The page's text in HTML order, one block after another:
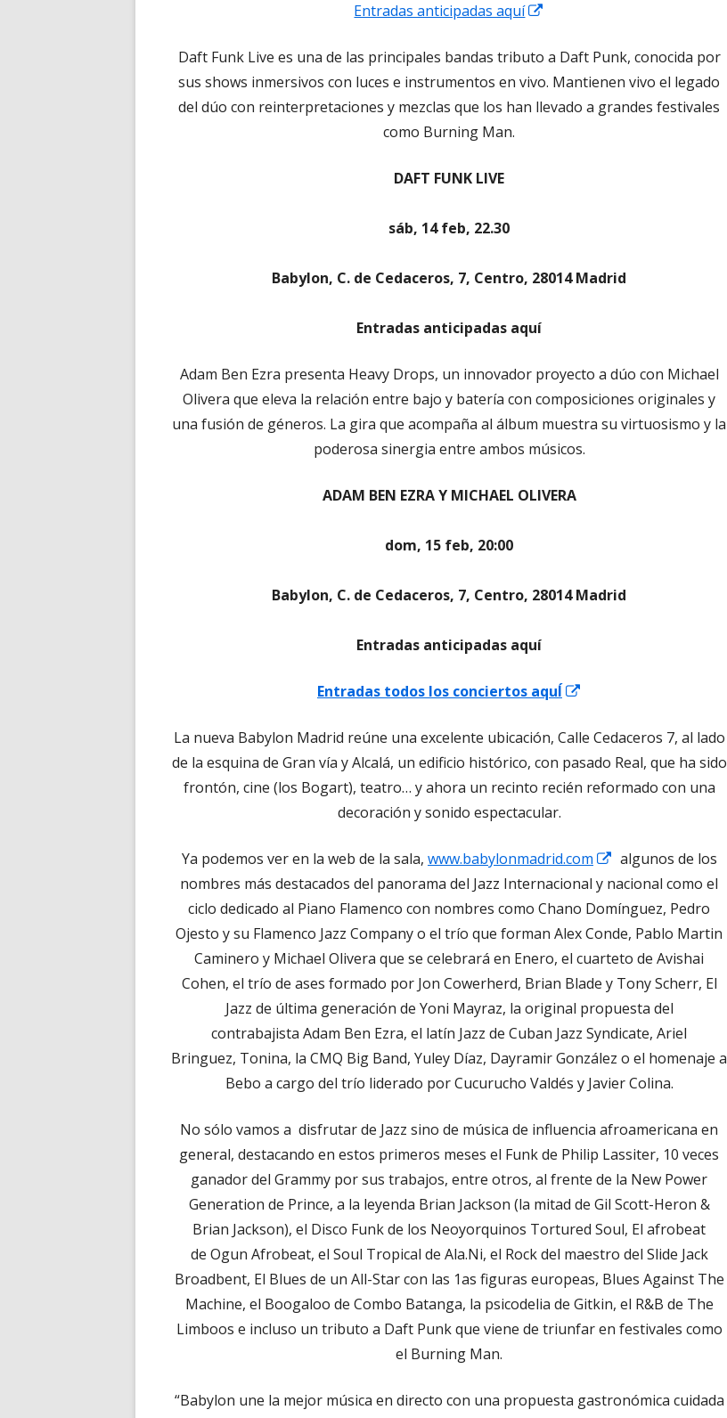
Entradas anticipadas aquí
una
ventana
nueva
Daft Funk Live es una de las principales bandas tributo a Daft Punk, conocida por
sus shows inmersivos con luces e instrumentos en vivo. Mantienen vivo el legado
del dúo con reinterpretaciones y mezclas que los han llevado a grandes festivales
como Burning Man.
DAFT FUNK LIVE
sáb, 14 feb, 22.30
Babylon, C. de Cedaceros, 7, Centro, 28014 Madrid
Entradas anticipadas aquí
Adam Ben Ezra presenta Heavy Drops, un innovador proyecto a dúo con Michael
Olivera que eleva la relación entre bajo y batería con composiciones originales y
una fusión de géneros. La gira que acompaña al álbum muestra su virtuosismo y la
poderosa sinergia entre ambos músicos.
ADAM BEN EZRA Y MICHAEL OLIVERA
dom, 15 feb, 20:00
Babylon, C. de Cedaceros, 7, Centro, 28014 Madrid
Entradas anticipadas aquí
Entradas todos los conciertos aquÍ
una
ventana
nueva
La nueva Babylon Madrid reúne una excelente ubicación, Calle Cedaceros 7, al lado
de la esquina de Gran vía y Alcalá, un edificio histórico, con pasado Real, que ha sido
frontón, cine (los Bogart), teatro… y ahora un recinto recién reformado con una
decoración y sonido espectacular.
Ya podemos ver en la web de la sala, www.babylonmadrid.com
Abrir
en
una
ventana
nueva
algunos de los
nombres más destacados del panorama del Jazz Internacional y nacional como el
ciclo dedicado al Piano Flamenco con nombres como Chano Domínguez, Pedro
Ojesto y su Flamenco Jazz Company o el trío que forman Alex Conde, Pablo Martin
Caminero y Michael Olivera que se celebrará en Enero, el cuarteto de Avishai
Cohen, el trío de ases formado por Jon Cowerherd, Brian Blade y Tony Scherr, El
Jazz de última generación de Yoni Mayraz, la original propuesta del
contrabajista Adam Ben Ezra, el latín Jazz de Cuban Jazz Syndicate, Ariel
Bringuez, Tonina, la CMQ Big Band, Yuley Díaz, Dayramir González o el homenaje a
Bebo a cargo del trío liderado por Cucurucho Valdés y Javier Colina.
No sólo vamos a disfrutar de Jazz sino de música de influencia afroamericana en
general, destacando en estos primeros meses el Funk de Philip Lassiter, 10 veces
ganador del Grammy por sus trabajos, entre otros, al frente de la New Power
Generation de Prince, a la leyenda Brian Jackson (la mitad de Gil Scott-Heron &
Brian Jackson), el Disco Funk de los Neoyorquinos Tortured Soul, El afrobeat
de Ogun Afrobeat, el Soul Tropical de Ala.Ni, el Rock del maestro del Slide Jack
Broadbent, El Blues de un All-Star con las 1as figuras europeas, Blues Against The
Machine, el Boogaloo de Combo Batanga, la psicodelia de Gitkin, el R&B de The
Limboos e incluso un tributo a Daft Punk que viene de triunfar en festivales como
el Burning Man.
“Babylon une la mejor música en directo con una propuesta gastronómica cuidada